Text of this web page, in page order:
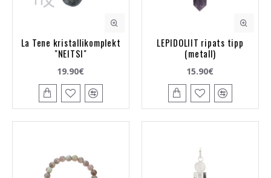
La Tene kristallikomplekt
"NEITSI"
19.90€
LEPIDOLIIT ripats tipp
(metall)
15.90€